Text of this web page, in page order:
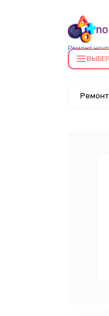
Ремонт
Ремонт